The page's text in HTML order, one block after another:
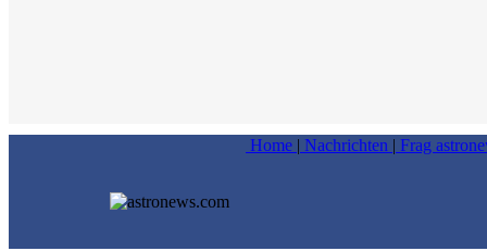
Home | Nachrichten | Frag